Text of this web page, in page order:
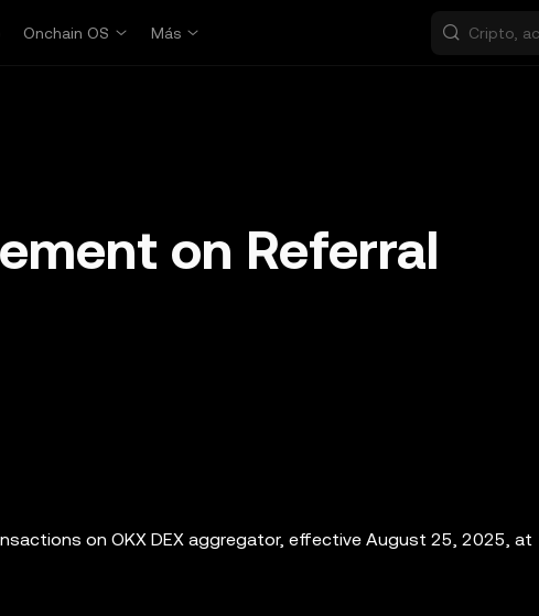
Onchain OS Más
on Referral
on OKX DEX aggregator, effective August 25, 2025, at